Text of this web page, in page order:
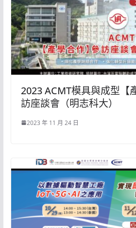
2023 ACMT模具與成型【
訪座談會（明志科大）
2023 年 11 月 24 日